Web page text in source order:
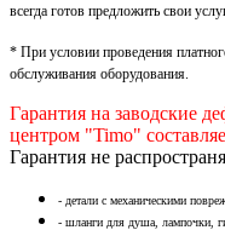
всегда готов предложить свои
* При условии проведения
обслуживания оборудования.
Гарантия на заводские
центром "Timo"
Гарантия не
- детали с механическими
- шланги для душа, лампочки,